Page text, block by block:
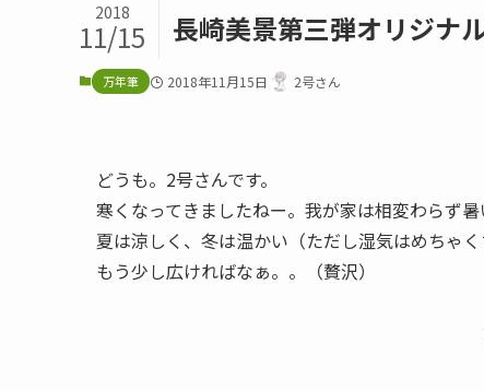
長崎美景第三弾オリジナ
2018
11/15
万年筆 2018年11月15日 2号さん
どうも。2号さんです。
寒くなってきましたねー。我が家は相変わらず暑
夏は涼しく、冬は温かい（ただし湿気はめちゃ
もう少し広ければなぁ。。（贅沢）